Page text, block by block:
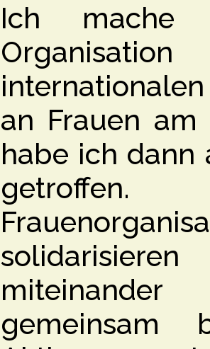
Ich mache
an Frauen am
habe ich dann
gemeinsam